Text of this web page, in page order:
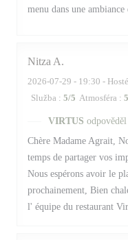
menu dans une
Nitza A
2026-07-29 - 19:30 -
Služba : 5/5 Atmosféra : 5
VIRTUS
Chère Madame Agrait,
temps de partager vos
Nous espérons avoir le
prochainement, Bien
l' équipe du restaurant